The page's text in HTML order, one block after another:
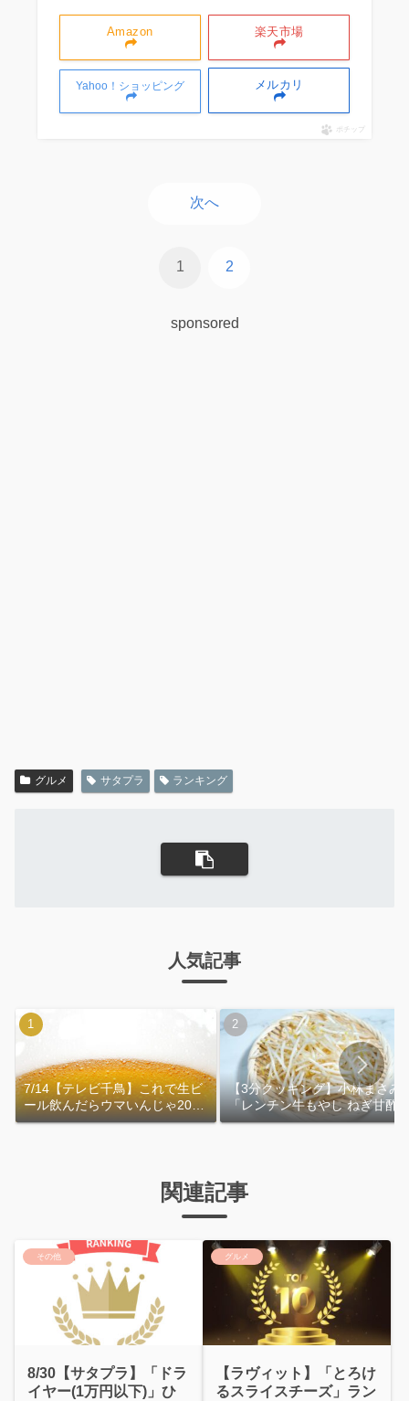
Amazon 楽天市場
Yahoo！ショッピング メルカリ
ポチップ
次へ
1 2
sponsored
グルメ サタプラ ランキング
人気記事
7/14【テレビ千鳥】これで生ビ
ール飲んだらウマいんじゃ2026
｜おおよその作り方
【3分クッキング】小林まさみ
「レンチン牛もやし ねぎ甘酢
れ」作り方
関連記事
その他
8/30【サタプラ】「ドラ
イヤー(1万円以下)」ひ
グルメ
【ラヴィット】「とろけ
るスライスチーズ」ラン